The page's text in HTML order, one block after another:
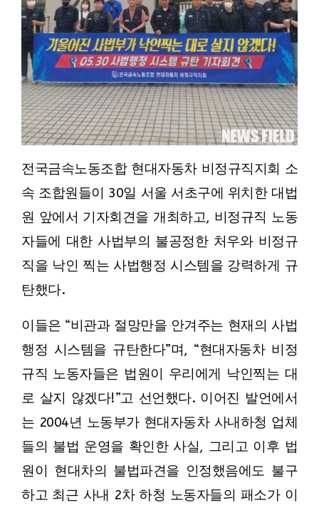
전국금속노동조합 현대자동차 비정규직지회 소
속 조합원들이 30일 서울 서초구에 위치한 대법
원 앞에서 기자회견을 개최하고, 비정규직 노동
자들에 대한 사법부의 불공정한 처우와 비정규
직을 낙인 찍는 사법행정 시스템을 강력하게 규
탄했다.
이들은 “비관과 절망만을 안겨주는 현재의 사법
행정 시스템을 규탄한다”며, “현대자동차 비정
규직 노동자들은 법원이 우리에게 낙인찍는 대
로 살지 않겠다!”고 선언했다. 이어진 발언에서
는 2004년 노동부가 현대자동차 사내하청 업체
들의 불법 운영을 확인한 사실, 그리고 이후 법
원이 현대차의 불법파견을 인정했음에도 불구
하고 최근 사내 2차 하청 노동자들의 패소가 이